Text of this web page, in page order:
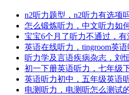
n2听力题型，n2听力有选项
怎么锻炼听力，中文听力如
宝宝6个月了听力不通过，
英语在线听力，tingroom英
听力学及言语疾病杂志，刘
初一下册英语听力，七年级
英语听力初中，五年级英语
电测听力，电测听怎么测试